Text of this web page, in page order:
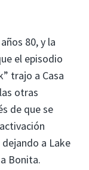
80, y la
el episodio
trajo a Casa
otras
de que se
a Lake
Bonita.